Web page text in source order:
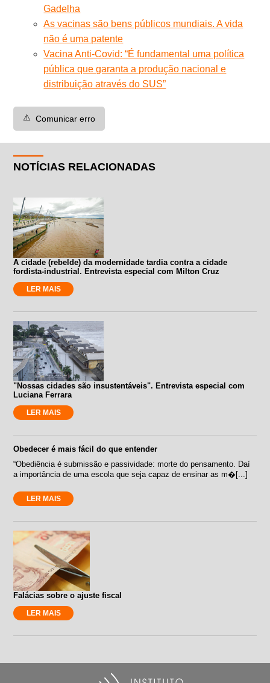
Gadelha
As vacinas são bens públicos mundiais. A vida
não é uma patente
Vacina Anti-Covid: “É fundamental uma política
pública que garanta a produção nacional e
distribuição através do SUS”
⚠️ Comunicar erro
NOTÍCIAS RELACIONADAS
A cidade (rebelde) da modernidade tardia contra a cidade
fordista-industrial. Entrevista especial com Milton Cruz
LER MAIS
"Nossas cidades são insustentáveis". Entrevista especial com
Luciana Ferrara
LER MAIS
Obedecer é mais fácil do que entender
“Obediência é submissão e passividade: morte do pensamento. Daí
a importância de uma escola que seja capaz de ensinar as m�[...]
LER MAIS
Falácias sobre o ajuste fiscal
LER MAIS